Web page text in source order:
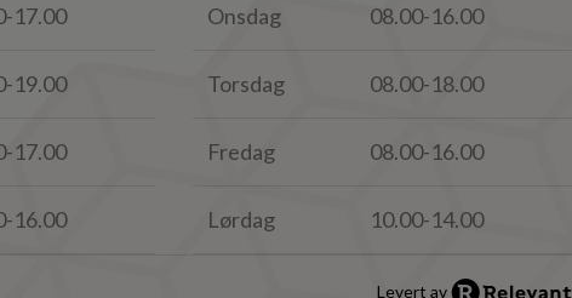
17.00
19.00
17.00
16.00
Onsdag 08.00-16.00
Torsdag 08.00-18.00
Fredag 08.00-16.00
Lørdag
10.00-14.00
Levert av